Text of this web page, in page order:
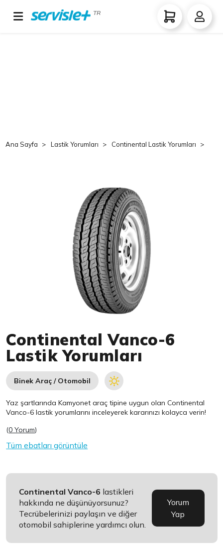
TR
Ana Sayfa Lastik Yorumları Continental Lastik Yorumları
Continental Vanco-6
Lastik Yorumları
Binek Araç / Otomobil
Yaz şartlarında Kamyonet araç tipine uygun olanContinental
Vanco-6 lastik yorumlarını inceleyerek kararınızı kolayca verin!
(0 Yorum)
Tüm ebatları görüntüle
Continental Vanco-6 lastikleri
hakkında ne düşünüyorsunuz?
Tecrübelerinizi paylaşın ve diğer
otomobil sahiplerine yardımcı olun.
Yorum
Yap